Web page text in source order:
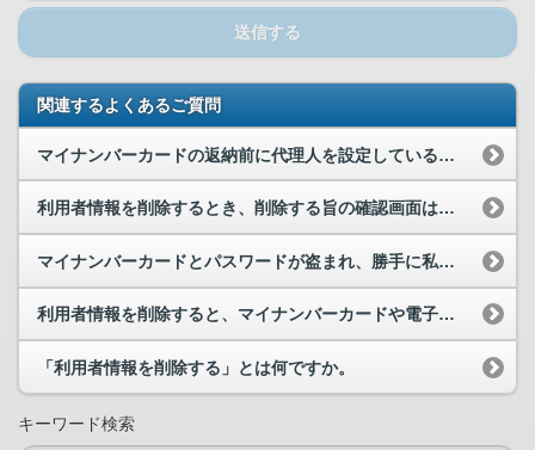
送信する
関連するよくあるご質問
マイナンバーカードの返納前に代理人を設定している場合、代理人は本人の利用者情報を削除できますか？
利用者情報を削除するとき、削除する旨の確認画面は表示されますか。
マイナンバーカードとパスワードが盗まれ、勝手に私の利用者登録でマイナポータルが利用されている恐...
利用者情報を削除すると、マイナンバーカードや電子証明書が無効になってしまうのでしょうか。
「利用者情報を削除する」とは何ですか。
キーワード検索